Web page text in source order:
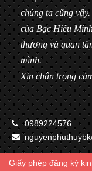
chúng ta cũng
của Bạc Hiểu
thương và quan
mình.
Xin chân trọng
0989224576
Giấy phép đăng ký